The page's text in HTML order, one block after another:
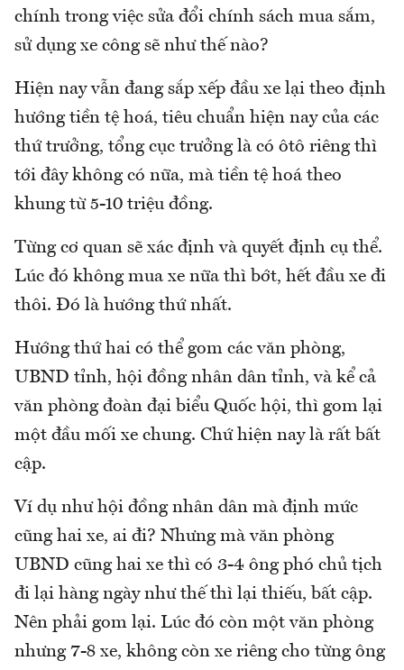
chính trong việc sửa đổi chính sách mua sắm,
sử dụng xe công sẽ như thế nào?
Hiện nay vẫn đang sắp xếp đầu xe lại theo định
hướng tiền tệ hoá, tiêu chuẩn hiện nay của các
thứ trưởng, tổng cục trưởng là có ôtô riêng thì
tới đây không có nữa, mà tiền tệ hoá theo
khung từ 5-10 triệu đồng.
Từng cơ quan sẽ xác định và quyết định cụ thể.
Lúc đó không mua xe nữa thì bớt, hết đầu xe đi
thôi. Đó là hướng thứ nhất.
Hướng thứ hai có thể gom các văn phòng,
UBND tỉnh, hội đồng nhân dân tỉnh, và kể cả
văn phòng đoàn đại biểu Quốc hội, thì gom lại
một đầu mối xe chung. Chứ hiện nay là rất bất
cập.
Ví dụ như hội đồng nhân dân mà định mức
cũng hai xe, ai đi? Nhưng mà văn phòng
UBND cũng hai xe thì có 3-4 ông phó chủ tịch
đi lại hàng ngày như thế thì lại thiếu, bất cập.
Nên phải gom lại. Lúc đó còn một văn phòng
nhưng 7-8 xe, không còn xe riêng cho từng ông